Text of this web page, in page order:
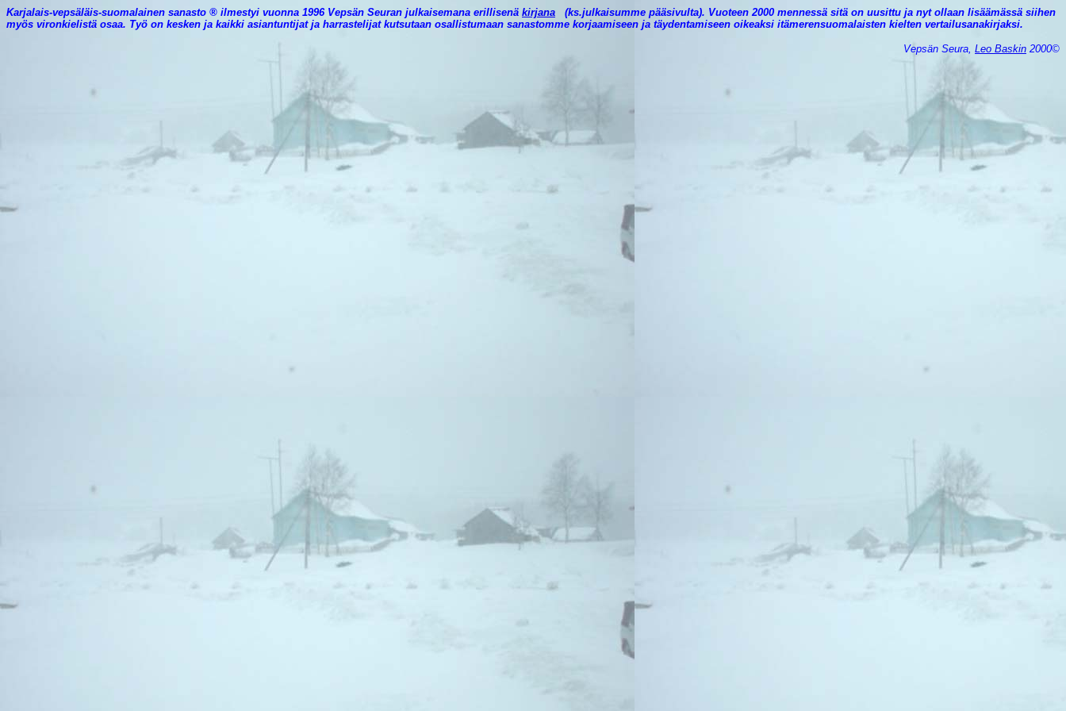
Karjalais-vepsäläis-suomalainen sanasto ® ilmestyi vuonna 1996 Vepsän Seuran julkaisemana erillisenä kirjana (ks.julkaisumme pääsivulta). Vuoteen 2000 mennessä sitä on uusittu ja nyt ollaan lisäämässä siihen
myös vironkielistä osaa. Työ on kesken ja kaikki asiantuntijat ja harrastelijat kutsutaan osallistumaan sanastomme korjaamiseen ja täydentamiseen oikeaksi itämerensuomalaisten kielten vertailusanakirjaksi.
Vepsän Seura, Leo Baskin 2000©